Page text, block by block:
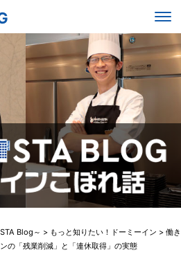
Blog～ > もっと知りたい！ドーミーイン > 働き
の「残業削減」と「連休取得」の実態